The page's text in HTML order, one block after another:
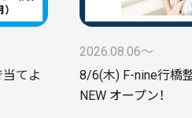
てよ
2026.08.06〜
8/6(木) F-nine行橋
NEW オープン！